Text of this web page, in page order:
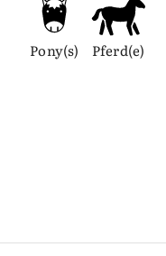
Pony(s) Pferd(e)